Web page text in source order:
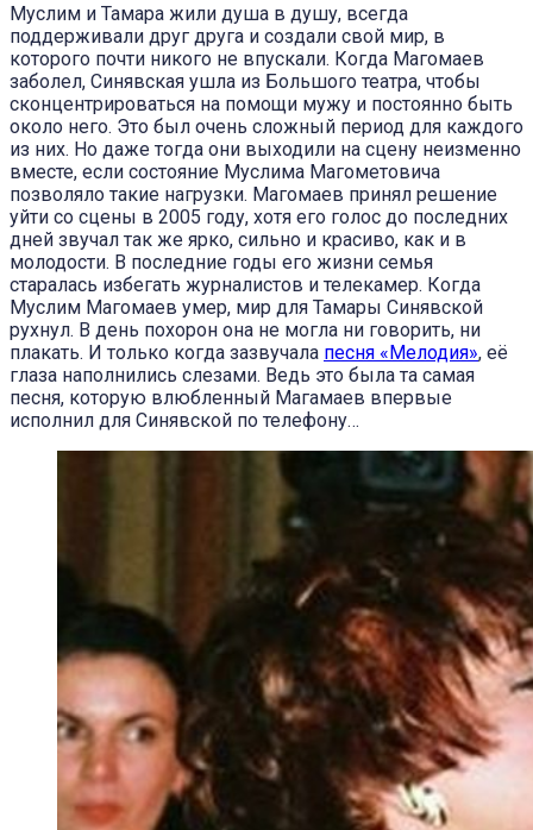
Муслим и Тамара жили душа в душу, всегда
поддерживали друг друга и создали свой мир, в
которого почти никого не впускали. Когда Магомаев
заболел, Синявская ушла из Большого театра, чтобы
сконцентрироваться на помощи мужу и постоянно быть
около него. Это был очень сложный период для каждого
из них. Но даже тогда они выходили на сцену неизменно
вместе, если состояние Муслима Магометовича
позволяло такие нагрузки. Магомаев принял решение
уйти со сцены в 2005 году, хотя его голос до последних
дней звучал так же ярко, сильно и красиво, как и в
молодости. В последние годы его жизни семья
старалась избегать журналистов и телекамер. Когда
Муслим Магомаев умер, мир для Тамары Синявской
рухнул. В день похорон она не могла ни говорить, ни
плакать. И только когда зазвучала песня «Мелодия», её
глаза наполнились слезами. Ведь это была та самая
песня, которую влюбленный Магамаев впервые
исполнил для Синявской по телефону…